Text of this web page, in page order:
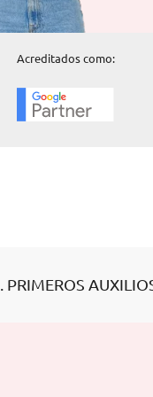
Acreditados como:
. PRIMEROS